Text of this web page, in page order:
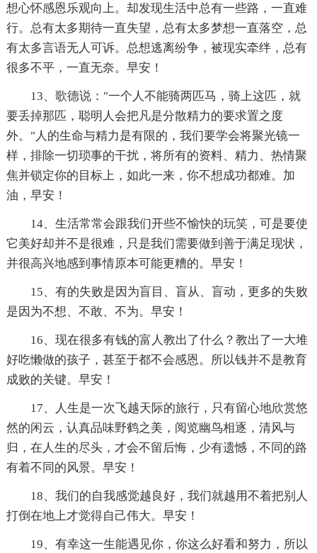
想心怀感恩乐观向上。却发现生活中总有一些路，一直难
行。总有太多期待一直失望，总有太多梦想一直落空，总
有太多言语无人可诉。总想逃离纷争，被现实牵绊，总有
很多不平，一直无奈。早安！
13、歌德说："一个人不能骑两匹马，骑上这匹，就
要丢掉那匹，聪明人会把凡是分散精力的要求置之度
外。"人的生命与精力是有限的，我们要学会将聚光镜一
样，排除一切琐事的干扰，将所有的资料、精力、热情聚
焦并锁定你的目标上，如此一来，你不想成功都难。加
油，早安！
14、生活常常会跟我们开些不愉快的玩笑，可是要使
它美好却并不是很难，只是我们需要做到善于满足现状，
并很高兴地感到事情原本可能更糟的。早安！
15、有的失败是因为盲目、盲从、盲动，更多的失败
是因为不想、不敢、不为。早安！
16、现在很多有钱的富人教出了什么？教出了一大堆
好吃懒做的孩子，甚至于都不会感恩。所以钱并不是教育
成败的关键。早安！
17、人生是一次飞越天际的旅行，只有留心地欣赏悠
然的闲云，认真品味野鹤之美，阅览幽鸟相逐，清风与
归，在人生的尽头，才会不留后悔，少有遗憾，不同的路
有着不同的风景。早安！
18、我们的自我感觉越良好，我们就越用不着把别人
打倒在地上才觉得自己伟大。早安！
19、有幸这一生能遇见你，你这么好看和努力，所以